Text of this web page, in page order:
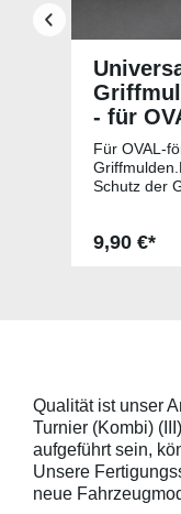
- für
Für OVAL-
Schutz der
Schutzfolie
beigelegter
diese
anstreichen
erwärmen
heraus in
Regulärer
9,90 €*
Qualität ist unser
Turnier (Kombi)
aufgeführt sein,
Unsere
neue